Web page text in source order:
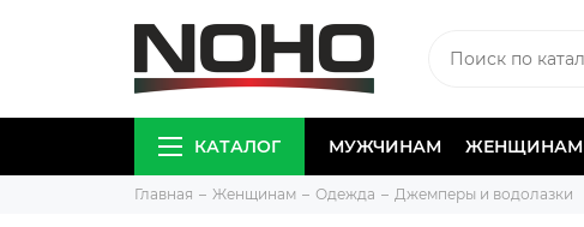
КАТАЛОГ МУЖЧИНАМ ЖЕНЩИНАМ
Главная Женщинам Одежда Джемперы и водолазки